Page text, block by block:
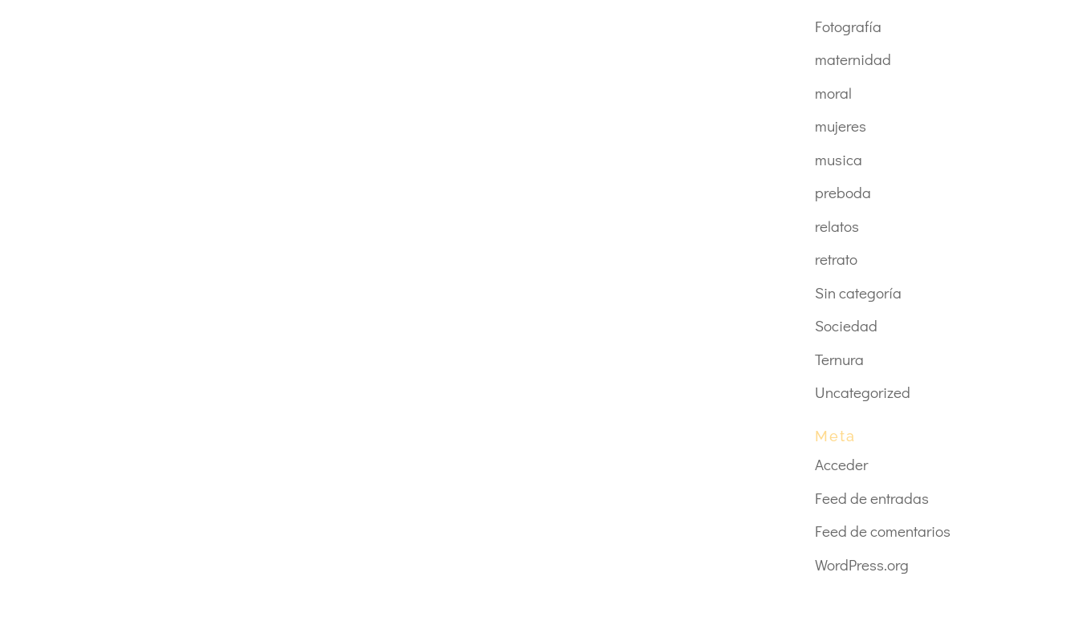
Fotografía
maternidad
moral
mujeres
musica
preboda
relatos
retrato
Sin categoría
Sociedad
Ternura
Uncategorized
Meta
Acceder
Feed de entradas
Feed de comentarios
WordPress.org